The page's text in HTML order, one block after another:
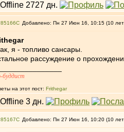
Добавлено: Пн 27 Июн 16, 10:15 (10
я - топливо сансары.
рассуждение о
буддист
на этот пост: Frithegar
Добавлено: Пн 27 Июн 16, 10:20 (10